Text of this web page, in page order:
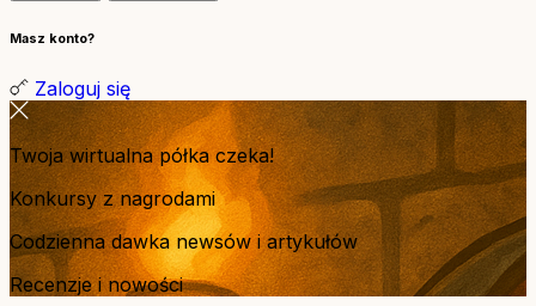
Masz konto?
Zaloguj się
Twoja wirtualna półka czeka!
Konkursy z nagrodami
Codzienna dawka newsów i artykułów
Recenzje i nowości